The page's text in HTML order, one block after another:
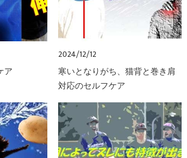
ア
2024/12/12
寒いとなりがち、猫背と巻き肩
対応のセルフケア